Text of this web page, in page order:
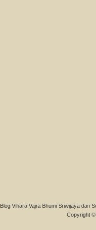
Blog Vihara Vajra Bhumi Sriwijaya dan
Copyright ©